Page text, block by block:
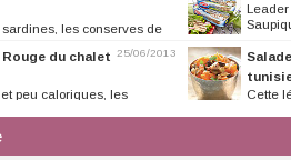
les conserves de
25/06/2013
du chalet
peu caloriques, les
Cette